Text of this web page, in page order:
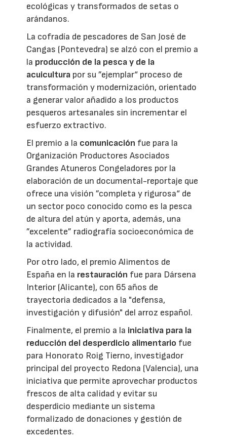
ecológicas y transformados de setas o
arándanos.
La cofradía de pescadores de San José de
Cangas (Pontevedra) se alzó con el premio a
la producción de la pesca y de la
acuicultura por su ”ejemplar“ proceso de
transformación y modernización, orientado
a generar valor añadido a los productos
pesqueros artesanales sin incrementar el
esfuerzo extractivo.
El premio a la comunicación fue para la
Organización Productores Asociados
Grandes Atuneros Congeladores por la
elaboración de un documental-reportaje que
ofrece una visión ”completa y rigurosa“ de
un sector poco conocido como es la pesca
de altura del atún y aporta, además, una
”excelente” radiografía socioeconómica de
la actividad.
Por otro lado, el premio Alimentos de
España en la restauración fue para Dársena
Interior (Alicante), con 65 años de
trayectoria dedicados a la "defensa,
investigación y difusión" del arroz español.
Finalmente, el premio a la iniciativa para la
reducción del desperdicio alimentario fue
para Honorato Roig Tierno, investigador
principal del proyecto Redona (Valencia), una
iniciativa que permite aprovechar productos
frescos de alta calidad y evitar su
desperdicio mediante un sistema
formalizado de donaciones y gestión de
excedentes.